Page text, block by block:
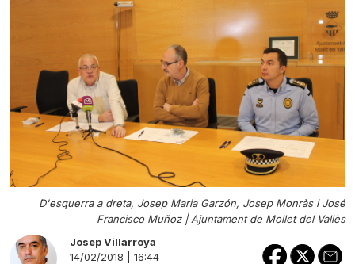
D'esquerra a dreta, Josep Maria Garzón, Josep Monràs i José
Francisco Muñoz |Ajuntament de Mollet del Vallès
Josep Villarroya
14/02/2018 | 16:44